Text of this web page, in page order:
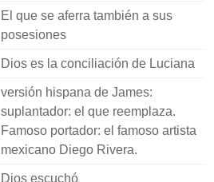
El que se aferra también a sus
posesiones
Dios es la conciliación de Luciana
versión hispana de James:
suplantador: el que reemplaza.
Famoso portador: el famoso artista
mexicano Diego Rivera.
Dios escuchó